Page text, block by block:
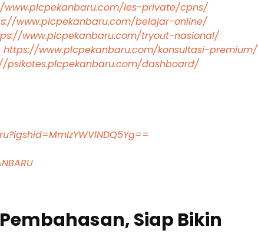
www.plcpekanbaru.com/les-private/cpns/
www.plcpekanbaru.com/belajar-online/
www.plcpekanbaru.com/tryout-nasional/
https://www.plcpekanbaru.com/konsultasi-premium/
psikotes.plcpekanbaru.com/dashboard/
Siap Bikin